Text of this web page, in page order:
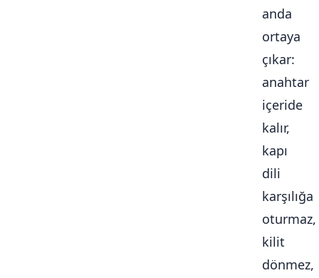
anda
ortaya
çıkar:
anahtar
içeride
kalır,
kapı
dili
karşılığa
oturmaz,
kilit
dönmez,